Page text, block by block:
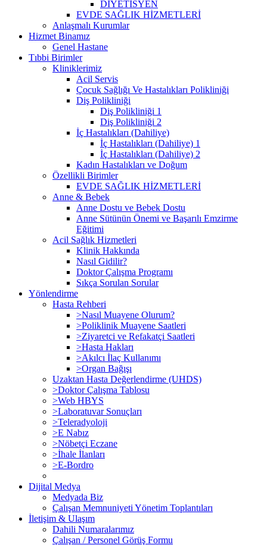
DİYETİSYEN
EVDE SAĞLIK HİZMETLERİ
Anlaşmalı Kurumlar
Hizmet Binamız
Genel Hastane
Tıbbi Birimler
Kliniklerimiz
Acil Servis
Çocuk Sağlığı Ve Hastalıkları Polikliniği
Diş Polikliniği
Diş Polikliniği 1
Diş Polikliniği 2
İç Hastalıkları (Dahiliye)
İç Hastalıkları (Dahiliye) 1
İç Hastalıkları (Dahiliye) 2
Kadın Hastalıkları ve Doğum
Özellikli Birimler
EVDE SAĞLIK HİZMETLERİ
Anne & Bebek
Anne Dostu ve Bebek Dostu
Anne Sütünün Önemi ve Başarılı Emzirme
Eğitimi
Acil Sağlık Hizmetleri
Klinik Hakkında
Nasıl Gidilir?
Doktor Çalışma Programı
Sıkça Sorulan Sorular
Yönlendirme
Hasta Rehberi
>Nasıl Muayene Olurum?
>Poliklinik Muayene Saatleri
>Ziyaretci ve Refakatçi Saatleri
>Hasta Hakları
>Akılcı İlaç Kullanımı
>Organ Bağışı
Uzaktan Hasta Değerlendirme (UHDS)
>Doktor Çalışma Tablosu
>Web HBYS
>Laboratuvar Sonuçları
>Teleradyoloji
>E Nabız
>Nöbetçi Eczane
>İhale İlanları
>E-Bordro
Dijital Medya
Medyada Biz
Çalışan Memnuniyeti Yönetim Toplantıları
İletişim & Ulaşım
Dahili Numaralarımız
Çalışan / Personel Görüş Formu